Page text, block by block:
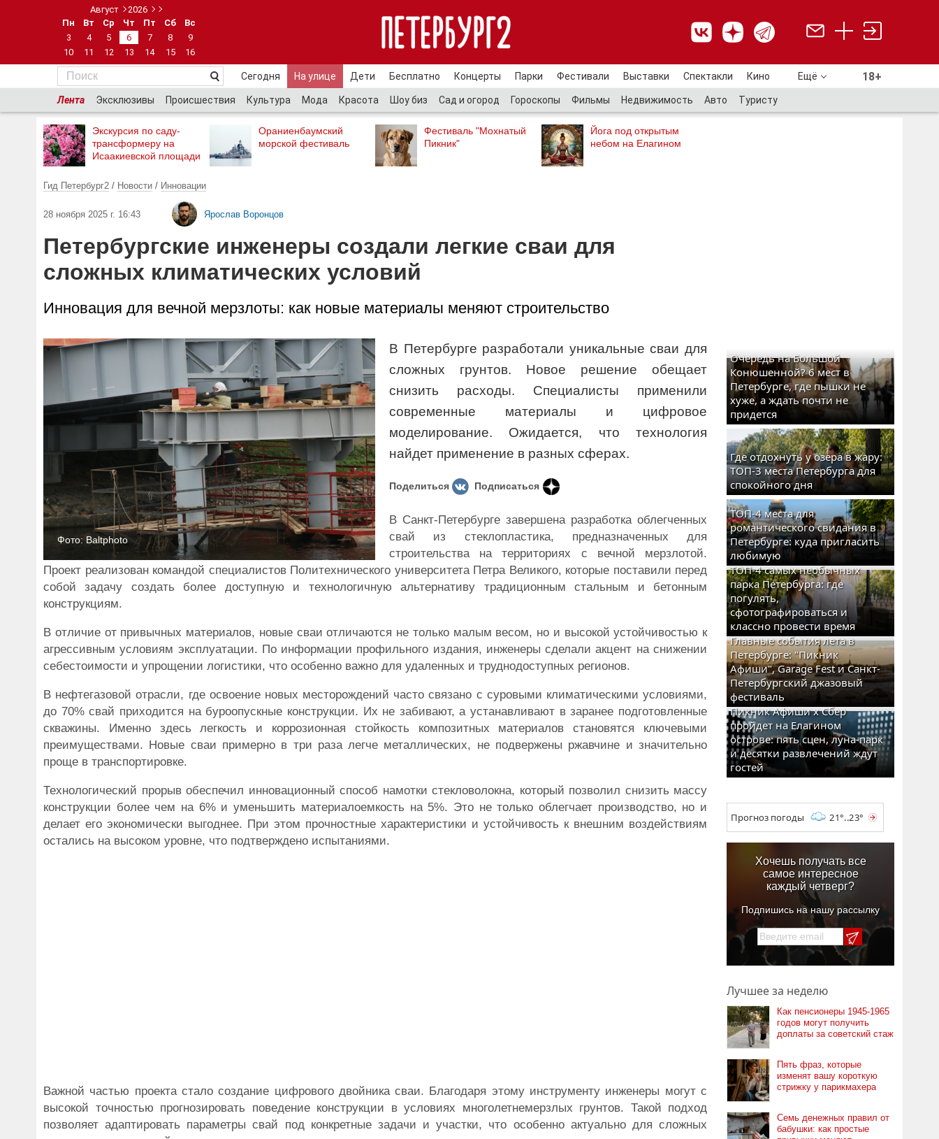
Август
2026
Пн
Вт Ср Чт Пт Сб
Вс
3
4 5 6 7 8
9
10
11 12 13 14 15 16
Сегодня На улице Дети Бесплатно Концерты Парки Фестивали Выставки Спектакли Кино Ещё 18+
Лента Эксклюзивы Происшествия Культура Мода Красота Шоу биз Сад и огород Гороскопы Фильмы Недвижимость Авто Туристу
Экскурсия по саду-
трансформеру на
Исаакиевской площади
Ораниенбаумский
морской фестиваль
Фестиваль "Мохнатый
Пикник"
Йога под открытым
небом на Елагином
Гид Петербург2 / Новости / Инновации
28 ноября 2025 г. 16:43 Ярослав Воронцов
Петербургские инженеры создали легкие сваи для
сложных климатических условий
Инновация для вечной мерзлоты: как новые материалы меняют строительство
Фото: Baltphoto
В Петербурге разработали уникальные сваи для
сложных грунтов. Новое решение обещает
снизить расходы. Специалисты применили
современные материалы и цифровое
моделирование. Ожидается, что технология
найдет применение в разных сферах.
Поделиться Подписаться
В Санкт-Петербурге завершена разработка облегченных
свай из стеклопластика, предназначенных для
строительства на территориях с вечной мерзлотой.
Проект реализован командой специалистов Политехнического университета Петра Великого, которые поставили перед
собой задачу создать более доступную и технологичную альтернативу традиционным стальным и бетонным
конструкциям.
В отличие от привычных материалов, новые сваи отличаются не только малым весом, но и высокой устойчивостью к
агрессивным условиям эксплуатации. По информации профильного издания, инженеры сделали акцент на снижении
себестоимости и упрощении логистики, что особенно важно для удаленных и труднодоступных регионов.
В нефтегазовой отрасли, где освоение новых месторождений часто связано с суровыми климатическими условиями,
до 70% свай приходится на буроопускные конструкции. Их не забивают, а устанавливают в заранее подготовленные
скважины. Именно здесь легкость и коррозионная стойкость композитных материалов становятся ключевыми
преимуществами. Новые сваи примерно в три раза легче металлических, не подвержены ржавчине и значительно
проще в транспортировке.
Технологический прорыв обеспечил инновационный способ намотки стекловолокна, который позволил снизить массу
конструкции более чем на 6% и уменьшить материалоемкость на 5%. Это не только облегчает производство, но и
делает его экономически выгоднее. При этом прочностные характеристики и устойчивость к внешним воздействиям
остались на высоком уровне, что подтверждено испытаниями.
Важной частью проекта стало создание цифрового двойника сваи. Благодаря этому инструменту инженеры могут с
высокой точностью прогнозировать поведение конструкции в условиях многолетнемерзлых грунтов. Такой подход
позволяет адаптировать параметры свай под конкретные задачи и участки, что особенно актуально для сложных
Очередь на Большой
Конюшенной? 6 мест в
Петербурге, где пышки не
хуже, а ждать почти не
придется
Где отдохнуть у озера в жару:
ТОП-3 места Петербурга для
спокойного дня
ТОП-4 места для
романтического свидания в
Петербурге: куда пригласить
любимую
ТОП-4 самых необычных
парка Петербурга: где
погулять,
сфотографироваться и
классно провести время
Главные события лета в
Петербурге: "Пикник
Афиши", Garage Fest и Санкт-
Петербургский джазовый
фестиваль
Пикник Афиши x Сбер
пройдет на Елагином
острове: пять сцен, луна-парк
и десятки развлечений ждут
гостей
Прогноз погоды 21°..23°
Хочешь получать все
самое интересное
каждый четверг?
Подпишись на нашу рассылку
Лучшее за неделю
Как пенсионеры 1945-1965
годов могут получить
доплаты за советский стаж
Пять фраз, которые
изменят вашу короткую
стрижку у парикмахера
Семь денежных правил от
бабушки: как простые